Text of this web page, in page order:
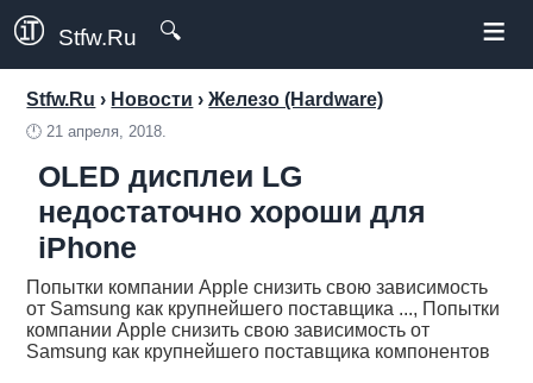
Stfw.Ru 🔍 ≡
Stfw.Ru › Новости ›Железо (Hardware)
🕛21 апреля, 2018.
OLED дисплеи LG
недостаточно хороши для
iPhone
Попытки компании Apple снизить свою зависимость
от Samsung как крупнейшего поставщика ..., Попытки
компании Apple снизить свою зависимость от
Samsung как крупнейшего поставщика компонентов